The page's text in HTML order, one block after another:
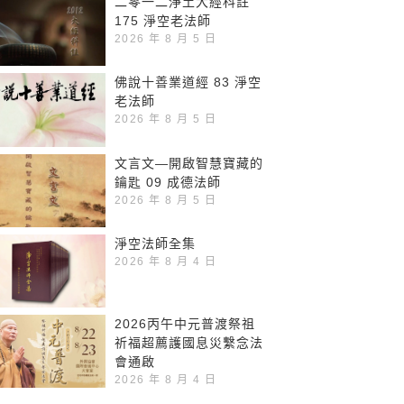
175 淨空老法師
2026 年 8 月 5 日
佛說十善業道經 83 淨空
老法師
2026 年 8 月 5 日
文言文—開啟智慧寶藏的
鑰匙 09 成德法師
2026 年 8 月 5 日
淨空法師全集
2026 年 8 月 4 日
2026丙午中元普渡祭祖
祈福超薦護國息災繫念法
會通啟
2026 年 8 月 4 日